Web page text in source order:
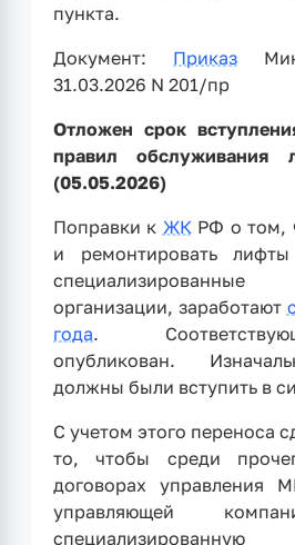
пункта.
Документ: Приказ
31.03.2026 N 201/пр
Отложен срок
правил
(05.05.2026)
Поправки к ЖК РФ о том,
и ремонтировать лифты
организации, заработают
года.
опубликован.
должны были вступить в
С учетом этого переноса
то, чтобы среди
договорах управления
управляющей
специализированную